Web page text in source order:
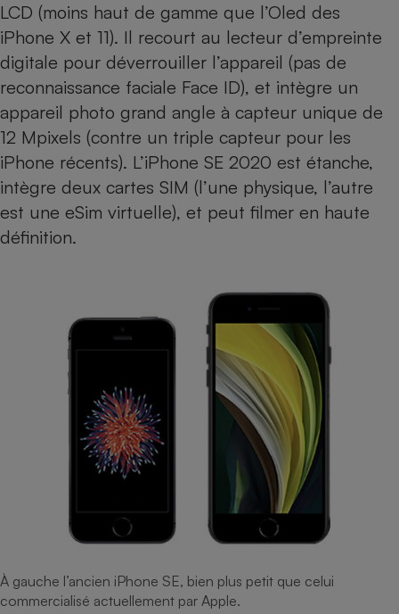
LCD (moins haut de gamme que l’Oled des
iPhone X et 11). Il recourt au lecteur d’empreinte
digitale pour déverrouiller l’appareil (pas de
reconnaissance faciale Face ID), et intègre un
appareil photo grand angle à capteur unique de
12 Mpixels (contre un triple capteur pour les
iPhone récents). L’iPhone SE 2020 est étanche,
intègre deux cartes SIM (l’une physique, l’autre
est une eSim virtuelle), et peut filmer en haute
définition.
À gauche l’ancien iPhone SE, bien plus petit que celui
commercialisé actuellement par Apple.
Climatiseur -
Ventilateur
Robot ménager
Antivirus